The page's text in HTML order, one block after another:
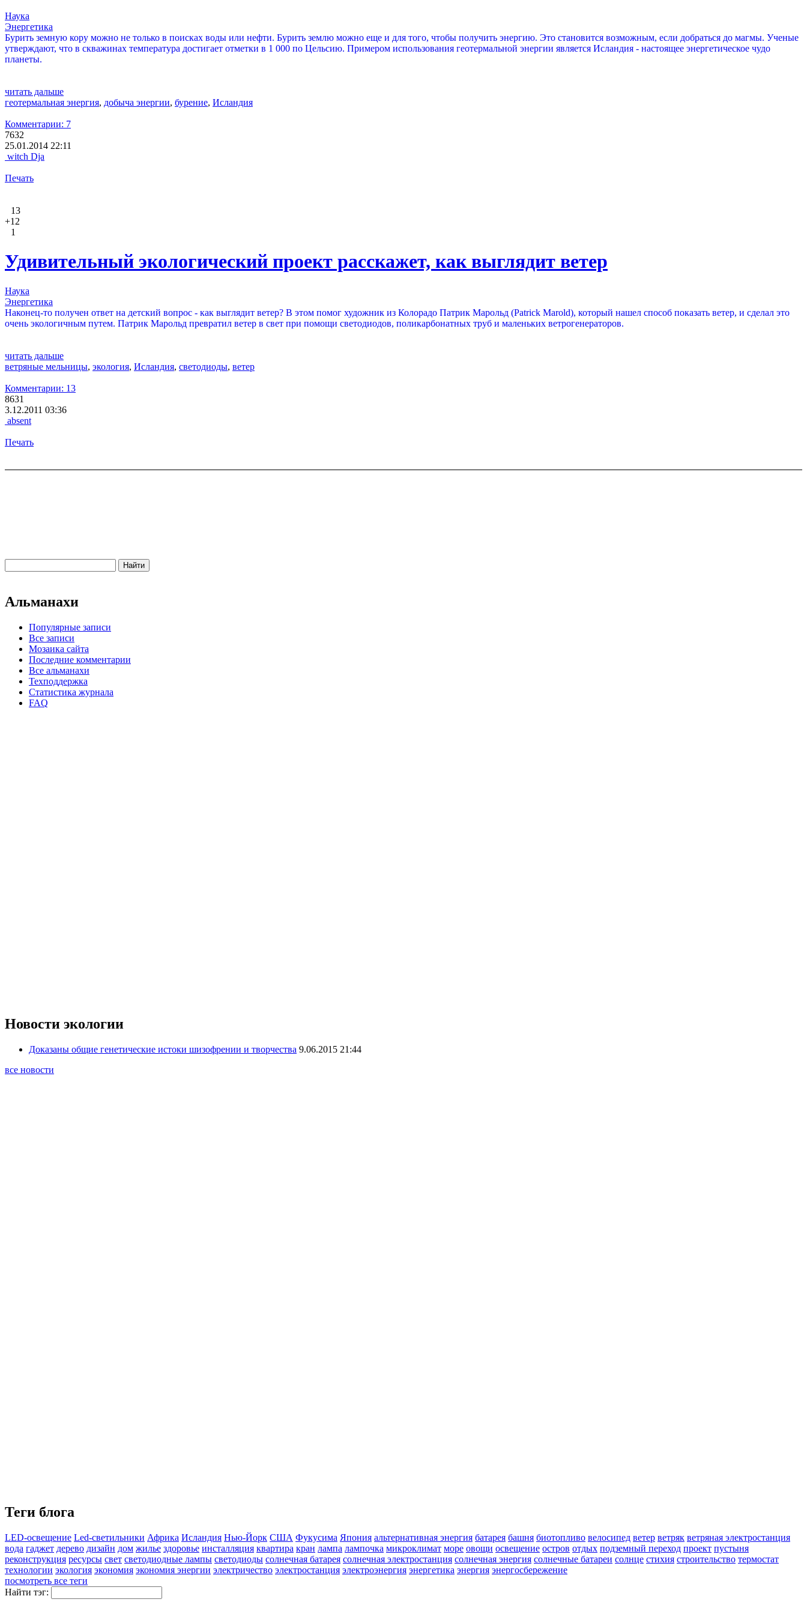
Наука
Энергетика
Бурить земную кору можно не только в поисках воды или нефти. Бурить землю можно еще и для того, чтобы получить энергию. Это становится возможным, если добраться до магмы. Ученые
утверждают, что в скважинах температура достигает отметки в 1 000 по Цельсию. Примером использования геотермальной энергии является Исландия - настоящее энергетическое чудо
планеты.
читать дальше
геотермальная энергия, добыча энергии, бурение, Исландия
Комментарии: 7
7632
25.01.2014 22:11
witch Dja
Печать
13
+12
1
Удивительный экологический проект расскажет, как выглядит ветер
Наука
Энергетика
Наконец-то получен ответ на детский вопрос - как выглядит ветер? В этом помог художник из Колорадо Патрик Марольд (Patrick Marold), который нашел способ показать ветер, и сделал это
очень экологичным путем. Патрик Марольд превратил ветер в свет при помощи светодиодов, поликарбонатных труб и маленьких ветрогенераторов.
читать дальше
ветряные мельницы, экология, Исландия, светодиоды, ветер
Комментарии: 13
8631
3.12.2011 03:36
absent
Печать
Альманахи
Популярные записи
Все записи
Мозаика сайта
Последние комментарии
Все альманахи
Техподдержка
Статистика журнала
FAQ
Новости экологии
Доказаны общие генетические истоки шизофрении и творчества 9.06.2015 21:44
все новости
Теги блога
LED-освещение Led-светильники Африка Исландия Нью-Йорк США Фукусима Япония альтернативная энергия батарея башня биотопливо велосипед ветер ветряк ветряная электростанция
вода гаджет дерево дизайн дом жилье здоровье инсталляция квартира кран лампа лампочка микроклимат море овощи освещение остров отдых подземный переход проект пустыня
реконструкция ресурсы свет светодиодные лампы светодиоды солнечная батарея солнечная электростанция солнечная энергия солнечные батареи солнце стихия строительство термостат
технологии экология экономия экономия энергии электричество электростанция электроэнергия энергетика энергия энергосбережение
посмотреть все теги
Найти тэг: